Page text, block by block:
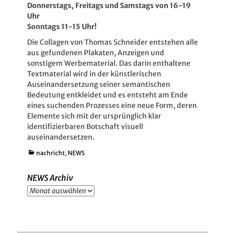
Donnerstags, Freitags und Samstags von 16-19
Uhr
Sonntags 11-15 Uhr!
Die Collagen von Thomas Schneider entstehen alle
aus gefundenen Plakaten, Anzeigen und
sonstigem Werbematerial. Das darin enthaltene
Textmaterial wird in der künstlerischen
Auseinandersetzung seiner semantischen
Bedeutung entkleidet und es entsteht am Ende
eines suchenden Prozesses eine neue Form, deren
Elemente sich mit der ursprünglich klar
identifizierbaren Botschaft visuell
auseinandersetzen.
Kategorien
nachricht, NEWS
NEWS Archiv
NEWS